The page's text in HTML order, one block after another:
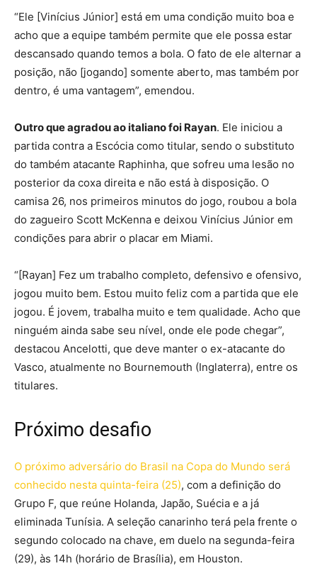
“Ele [Vinícius Júnior] está em uma condição muito boa e
acho que a equipe também permite que ele possa estar
descansado quando temos a bola. O fato de ele alternar a
posição, não [jogando] somente aberto, mas também por
dentro, é uma vantagem”, emendou.
Outro que agradou ao italiano foi Rayan. Ele iniciou a
partida contra a Escócia como titular, sendo o substituto
do também atacante Raphinha, que sofreu uma lesão no
posterior da coxa direita e não está à disposição. O
camisa 26, nos primeiros minutos do jogo, roubou a bola
do zagueiro Scott McKenna e deixou Vinícius Júnior em
condições para abrir o placar em Miami.
“[Rayan] Fez um trabalho completo, defensivo e ofensivo,
jogou muito bem. Estou muito feliz com a partida que ele
jogou. É jovem, trabalha muito e tem qualidade. Acho que
ninguém ainda sabe seu nível, onde ele pode chegar”,
destacou Ancelotti, que deve manter o ex-atacante do
Vasco, atualmente no Bournemouth (Inglaterra), entre os
titulares.
Próximo desafio
O próximo adversário do Brasil na Copa do Mundo será
conhecido nesta quinta-feira (25), com a definição do
Grupo F, que reúne Holanda, Japão, Suécia e a já
eliminada Tunísia. A seleção canarinho terá pela frente o
segundo colocado na chave, em duelo na segunda-feira
(29), às 14h (horário de Brasília), em Houston.